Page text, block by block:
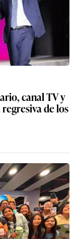
canal TV y
de los